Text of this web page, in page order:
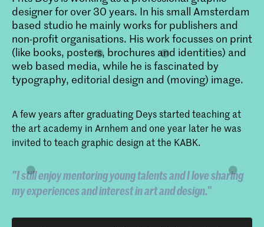
designer for over 30 years. In his small Amsterdam
based studio he mainly works for publishers and
non-profit organisations. His work focusses on print
(like books, posters, brochures and identities) and
web based media, while he is fascinated by
typography, editorial design and (moving) image.
A few years after graduating Deys started teaching at
the art academy in Arnhem and one year later he was
invited to teach graphic design at the KABK.
"I still enjoy mentoring young talents and I love sharing
my experiences and interest in art and design."